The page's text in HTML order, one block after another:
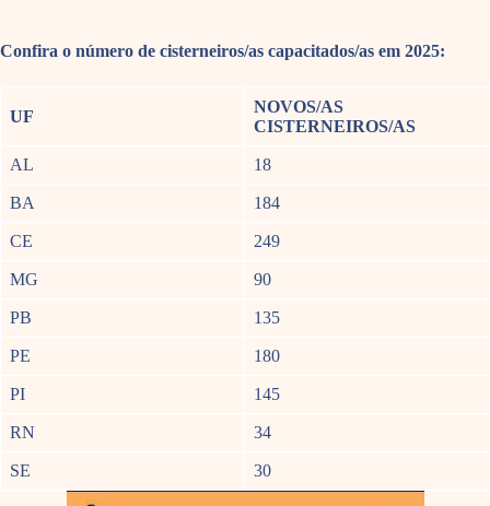
Confira o número de cisterneiros/as capacitados/as em 2025:
UF
NOVOS/AS
CISTERNEIROS/AS
AL 18
BA 184
CE 249
MG 90
PB 135
PE 180
PI 145
RN 34
SE 30